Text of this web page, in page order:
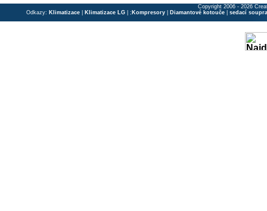
Copyright 2006 - 2026
Odkazy: Klimatizace Klimatizace LG | ; Kompresory Diamantové kotouče sedací